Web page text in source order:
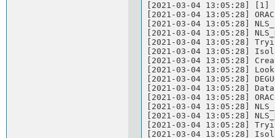
[2021-03-04 13:05:28] [1]
[2021-03-04 13:05:28]
[2021-03-04 13:05:28]
[2021-03-04 13:05:28]
[2021-03-04 13:05:28]
[2021-03-04 13:05:28]
[2021-03-04 13:05:28]
[2021-03-04 13:05:28]
[2021-03-04 13:05:28]
[2021-03-04 13:05:28] Data
[2021-03-04 13:05:28]
[2021-03-04 13:05:28]
[2021-03-04 13:05:28]
[2021-03-04 13:05:28]
[2021-03-04 13:05:28]